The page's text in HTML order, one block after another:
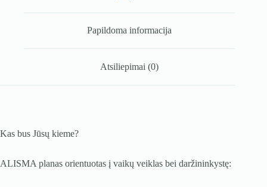
Papildoma informacija
Atsiliepimai (0)
Kas bus Jūsų kieme?
ALISMA planas orientuotas į vaikų veiklas bei daržininkystę: